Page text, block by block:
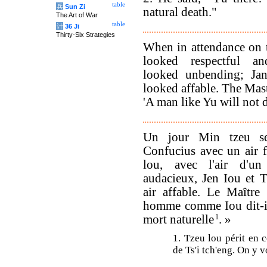
natural death."
When in attendance
looked respectful
looked unbending;
looked affable. The
'A man like Yu will not
Un jour Min tzeu
Confucius avec un air
lou, avec l'air d'un
audacieux, Jen Iou et
air affable. Le Maître
homme comme Iou
mort naturelle 1 . »
1. Tzeu lou périt en
de Ts'i tch'eng. On y
table
兵 Sun Zi
The Art of War
table
计 36 Ji
Thirty-Six Strategies